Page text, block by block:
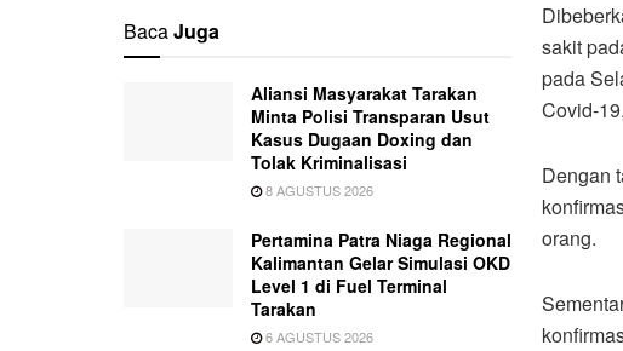
BacaJuga
Aliansi Masyarakat Tarakan
Minta Polisi Transparan Usut
Kasus Dugaan Doxing dan
Tolak Kriminalisasi
8 AGUSTUS 2026
Pertamina Patra Niaga Regional
Kalimantan Gelar Simulasi OKD
Level 1 di Fuel Terminal
Tarakan
6 AGUSTUS 2026
sakit
pada
Covid-
Dengan
orang.